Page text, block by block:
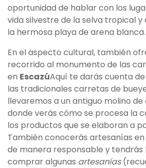
oportunidad de hablar con los
vida silvestre de la selva tropical
la hermosa playa de arena blanca.
En el aspecto cultural, también
recorrido al monumento de las
en EscazúAquí te darás cuenta
las tradicionales carretas de
llevaremos a un antiguo molino
donde verás cómo se procesa la
los productos que se elaboran a
También conocerás artesanías
de manera responsable y tendrás
comprar algunas artesanías